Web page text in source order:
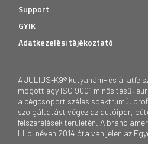
Support
GYIK
Adatkezelési tájékoztató
A JULIUS-K9® kutyahám- és
mögött egy ISO 9001 minősítésű,
a cégcsoport széles spektrumú,
szolgáltatást végez az autóipar,
felszerelések területén. A brand
LLc. néven 2014 óta van jelen az